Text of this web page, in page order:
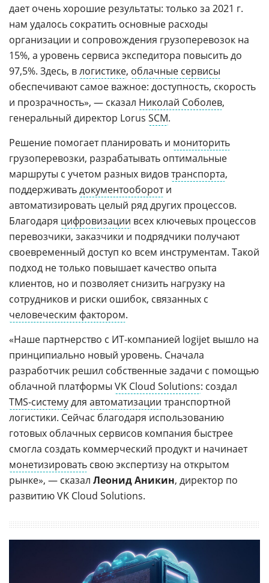
дает очень хорошие результаты: только за 2021 г.
нам удалось сократить основные расходы
организации и сопровождения грузоперевозок на
15%, а уровень сервиса экспедитора повысить до
97,5%. Здесь, влогистике, облачные сервисы
обеспечивают самое важное: доступность, скорость
и прозрачность», — сказал Николай Соболев,
генеральный директор Lorus SCM.
Решение помогает планировать и мониторить
грузоперевозки, разрабатывать оптимальные
маршруты с учетом разных видовтранспорта,
поддерживатьдокументообороти
автоматизировать целый ряд других процессов.
Благодаря цифровизации всех ключевых процессов
перевозчики, заказчики и подрядчики получают
своевременный доступ ко всем инструментам. Такой
подход не только повышает качество опыта
клиентов, но и позволяет снизить нагрузку на
сотрудников и риски ошибок, связанных с
человеческим фактором.
«Наше партнерство с ИТ-компанией logijet вышло на
принципиально новый уровень. Сначала
разработчик решил собственные задачи c помощью
облачной платформы VK Cloud Solutions: создал
TMS-системудля автоматизации транспортной
логистики. Сейчас благодаря использованию
готовых облачных сервисов компания быстрее
смогла создать коммерческий продукт и начинает
монетизировать свою экспертизу на открытом
рынке», — сказал Леонид Аникин, директор по
развитию VK Cloud Solutions.